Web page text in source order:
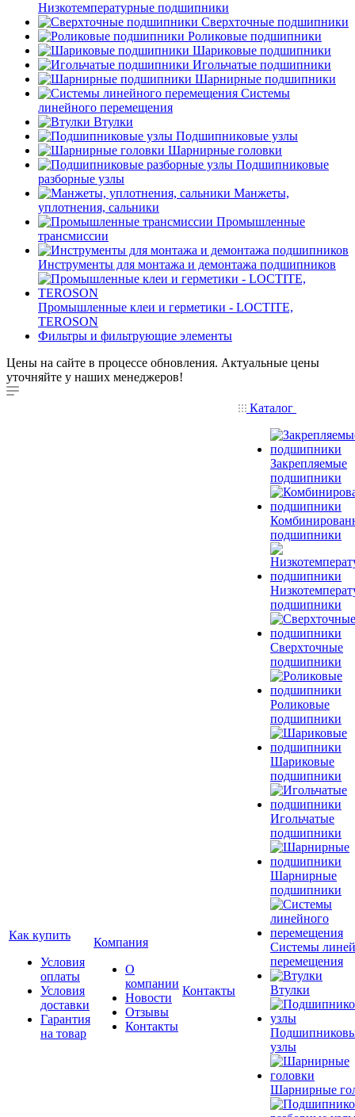
Низкотемпературные подшипники
Сверхточные подшипники
Роликовые подшипники
Шариковые подшипники
Игольчатые подшипники
Шарнирные подшипники
Системы
линейного перемещения
Втулки
Подшипниковые узлы
Шарнирные головки
Подшипниковые
разборные узлы
Манжеты,
уплотнения, сальники
Промышленные
трансмиссии
Инструменты для монтажа и демонтажа подшипников
Промышленные клеи и герметики - LOCTITE,
TEROSON
Фильтры и фильтрующие элементы
Цены на сайте в процессе обновления. Актуальные цены
уточняйте у наших менеджеров!
Как купить
Условия
оплаты
Условия
доставки
Гарантия
на товар
Компания
О
компании
Новости
Отзывы
Контакты
Контакты
Каталог
Закрепляемые
подшипники
подшипники
подшипники
Сверхточные
подшипники
Роликовые
подшипники
Шариковые
подшипники
Игольчатые
подшипники
Шарнирные
подшипники
Системы
перемещения
Втулки
узлы
Шарнирные